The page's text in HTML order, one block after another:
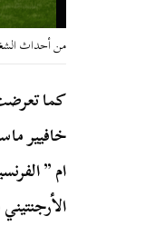
من أحداث
كما
خافيير
ام ”
الأرجنتيني بلغت 42 ألف جنيه إسترلني، وما زالت